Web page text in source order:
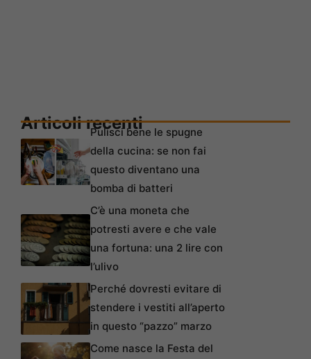
Articoli recentiPulisci bene le spugne
della cucina: se non fai
questo diventano una
bomba di batteri
C’è una moneta che
potresti avere e che vale
una fortuna: una 2 lire con
l’ulivo
Perché dovresti evitare di
stendere i vestiti all’aperto
in questo “pazzo” marzo
Come nasce la Festa del